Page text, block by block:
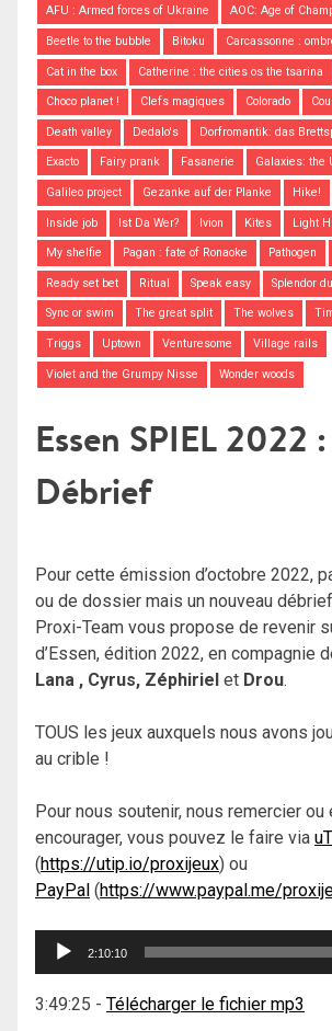
AFU : Armed forces of Ukraine AOC: Age of
Beetle to the bubble Bitoku Carcassonne :
Cat in the box Catherine : the cities os the tsarina
Choco planet ! Clefs magiques Colorado
Death valley Dedalo's Dorfromantik: das
Exacto Fairy prank Fasanerie Galaxies: the
Galileo project Gezanke auf der Planke Hike!
Inside job Ist Da Wer? Ivion Kites Light
My shelfie Pagan : fate of Ronaoke Pathogen
Ready set bet Ritual Speak easy Splendor
Sync or swim The great split The wolves
Triggs Uptown Venturesome Village rails
Violet and the Grumpy Nisse Wonder woods
Essen SPIEL 2022
Débrief
Pour cette émission d’octobre 2022,
ou de dossier mais un nouveau
Proxi-Team vous propose de revenir
d’Essen, édition 2022, en compagnie
Lana , Cyrus, Zéphiriel et Drou.
TOUS les jeux auxquels nous avons
au crible !
Pour nous soutenir, nous remercier ou
encourager, vous pouvez le faire via
(https://utip.io/proxijeux) ou
PayPal (https://www.paypal.me/
Lecteur
2:10:10
3:49:25 - Télécharger le fichier mp3